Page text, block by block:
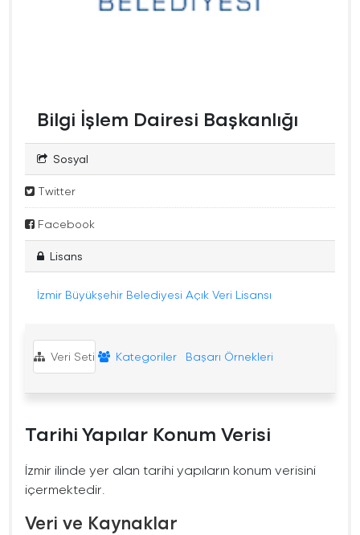
Bilgi İşlem Dairesi Başkanlığı
Sosyal
Twitter
Facebook
Lisans
İzmir Büyükşehir Belediyesi Açık Veri Lisansı
Veri Seti Kategoriler Başarı Örnekleri
Tarihi Yapılar Konum Verisi
İzmir ilinde yer alan tarihi yapıların konum verisini
içermektedir.
Veri ve Kaynaklar